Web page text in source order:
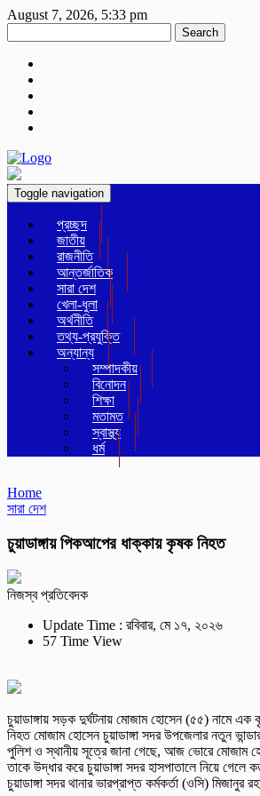
August 7, 2026, 5:33 pm
Search
Toggle navigation
প্রচ্ছদ
জাতীয়
রাজনীতি
আন্তর্জাতিক
সারা দেশ
খেলা-ধুলা
অর্থনীতি
তথ্য-প্রযুক্তি
অন্যান্য
সম্পাদকীয়
বিনোদন
শিক্ষা
মতামত
স্বাস্থ্য
ধর্ম
Home
সারা দেশ
চুয়াডাঙ্গায় পিকআপের ধাক্কায় কৃষক নিহত
নিজস্ব প্রতিবেদক
Update Time : রবিবার, মে ১৭, ২০২৬
57 Time View
চুয়াডাঙ্গায় সড়ক দুর্ঘটনায় মোজাম হোসেন (৫৫) নামে এক
নিহত মোজাম হোসেন চুয়াডাঙ্গা সদর উপজেলার নতুন
পুলিশ ও স্থানীয় সূত্রে জানা গেছে, আজ ভোরে মোজাম
তাকে উদ্ধার করে চুয়াডাঙ্গা সদর হাসপাতালে নিয়ে
চুয়াডাঙ্গা সদর থানার ভারপ্রাপ্ত কর্মকর্তা (ওসি)